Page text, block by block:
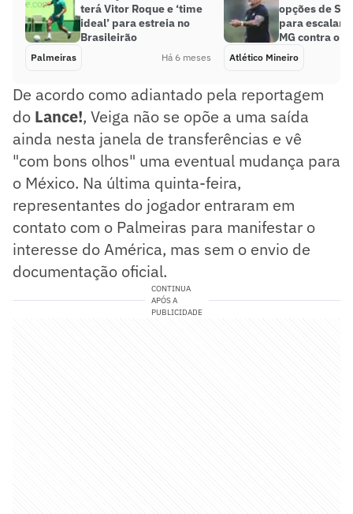
terá Vitor Roque e ‘time
ideal’ para estreia no
Brasileirão
Palmeiras Há 6 meses
opções de
para escalar
MG contra o
Atlético Mineiro
De acordo como adiantado pela reportagem
do Lance!, Veiga não se opõe a uma saída
ainda nesta janela de transferências e vê
"com bons olhos" uma eventual mudança para
o México. Na última quinta-feira,
representantes do jogador entraram em
contato com o Palmeiras para manifestar o
interesse do América, mas sem o envio de
documentação oficial.
CONTINUA
APÓS A
PUBLICIDADE